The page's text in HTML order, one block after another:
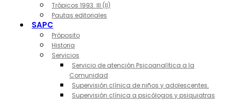
Trópicos 1993. III (II)
Pautas editoriales
SAPC
Próposito
Historia
Servicios
Servicio de atención Psicoanalítica a la
Comunidad
Supervisión clínica de niños y adolescentes.
Supervisión clínica a psicólogos y psiquiatras